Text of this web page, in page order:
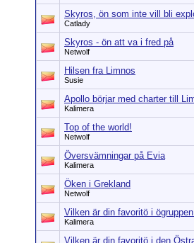
Skyros, ön som inte vill bli
Catlady
Skyros - ön att va i fred på
Netwolf
Hilsen fra Limnos
Susie
Apollo börjar med charter till
Kalimera
Top of the world!
Netwolf
Översvämningar på Evia
Kalimera
Öken i Grekland
Netwolf
Vilken är din favoritö i
Kalimera
Vilken är din favoritö i den